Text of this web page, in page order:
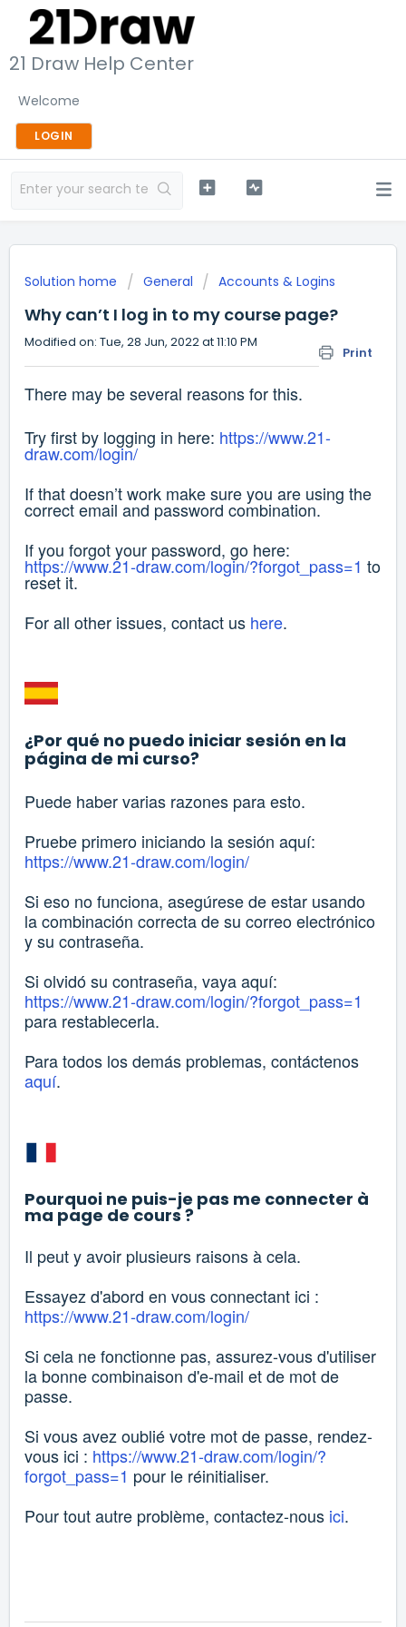
21 Draw Help Center
Welcome
LOGIN
Solution home General Accounts & Logins
Why can’t I log in to my course page?
Print
Modified on: Tue, 28 Jun, 2022 at 11:10 PM
There may be several reasons for this.
Try first by logging in here: https://www.21-
draw.com/login/
If that doesn’t work make sure you are using the
correct email and password combination.
If you forgot your password, go here:
https://www.21-draw.com/login/?forgot_pass=1 to
reset it.
For all other issues, contact us here.
¿Por qué no puedo iniciar sesión en la
página de mi curso?
Puede haber varias razones para esto.
Pruebe primero iniciando la sesión aquí:
https://www.21-draw.com/login/
Si eso no funciona, asegúrese de estar usando
la combinación correcta de su correo electrónico
y su contraseña.
Si olvidó su contraseña, vaya aquí:
https://www.21-draw.com/login/?forgot_pass=1
para restablecerla.
Para todos los demás problemas, contáctenos
aquí.
Pourquoi ne puis-je pas me connecter à
ma page de cours ?
Il peut y avoir plusieurs raisons à cela.
Essayez d'abord en vous connectant ici :
https://www.21-draw.com/login/
Si cela ne fonctionne pas, assurez-vous d'utiliser
la bonne combinaison d'e-mail et de mot de
passe.
Si vous avez oublié votre mot de passe, rendez-
vous ici : https://www.21-draw.com/login/?
forgot_pass=1 pour le réinitialiser.
Pour tout autre problème, contactez-nous ici.